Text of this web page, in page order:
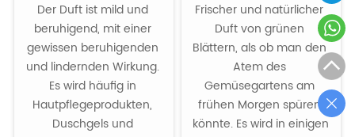
Der Duft ist mild und
beruhigend, mit einer
gewissen beruhigenden
und lindernden Wirkung.
Es wird häufig in
Hautpflegeprodukten,
Duschgels und
Frischer und natürlicher
Duft von grünen
Blättern, als ob man den
Atem des
Gemüsegartens am
frühen Morgen spüren
könnte. Es wird in einigen